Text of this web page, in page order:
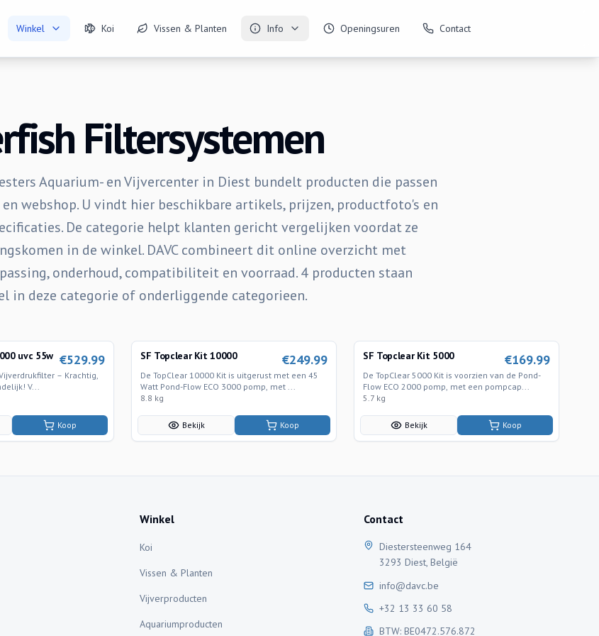
Winkel Koi Vissen & Planten Info Openingsuren Contact
Filtersystemen
Aquarium- en Vijvercenter in Diest bundelt producten die passen
webshop. U vindt hier beschikbare artikels, prijzen, productfoto's en
De categorie helpt klanten gericht vergelijken voordat ze
in de winkel. DAVC combineert dit online overzicht met
onderhoud, compatibiliteit en voorraad. 4 producten staan
in deze categorie of onderliggende categorieen.
uvc 55w €529.99
– Krachtig,
V...
Koop
SF Topclear Kit 10000 €249.99
De TopClear 10000 Kit is uitgerust met een 45
Watt Pond-Flow ECO 3000 pomp, met ...
8.8 kg
Bekijk Koop
SF Topclear Kit 5000 €169.99
De TopClear 5000 Kit is voorzien van de Pond-
Flow ECO 2000 pomp, met een pompcap...
5.7 kg
Bekijk Koop
Winkel
Koi
Vissen & Planten
Vijverproducten
Aquariumproducten
Contact
Diestersteenweg 164
3293 Diest, België
info@davc.be
+32 13 33 60 58
BTW: BE0472.576.872